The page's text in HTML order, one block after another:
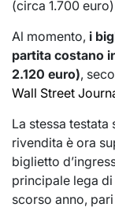
(circa 1.700
Al momento, i
partita costano
2.120 euro),
Wall Street
La stessa
rivendita è ora
biglietto
principale lega
scorso anno,